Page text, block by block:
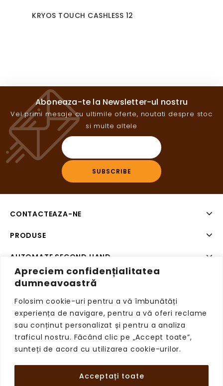
Apreciem confidențialitatea
dumneavoastră
Folosim cookie-uri pentru a vă îmbunătăți
experiența de navigare, pentru a vă oferi reclame
sau conținut personalizat și pentru a analiza
traficul nostru. Făcând clic pe „Accept toate”,
sunteți de acord cu utilizarea cookie-urilor.
Acceptați toate
KRYOS TOUCH CASHLESS 12
Aboneaza-te la Newsletter-ul nostru
Vei primi mesaje cu ultimile oferte, noutati despre stoc
si multe altele
CONTACTEAZA-NE
PRODUSE
AUTOMATE SECOND HAND
SISTEME DE PLATA SECOND HAND
Copyright © 2026 VendingRetail, Toate drepturile
rezervate.